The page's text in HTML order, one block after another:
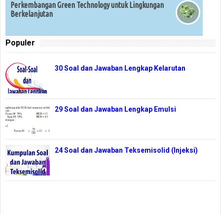
Perkembangan Green Technology untuk Lingkungan
Berkelanjutan
Populer
30 Soal dan Jawaban Lengkap Kelarutan
29 Soal dan Jawaban Lengkap Emulsi
24 Soal dan Jawaban Teksemisolid (Injeksi)